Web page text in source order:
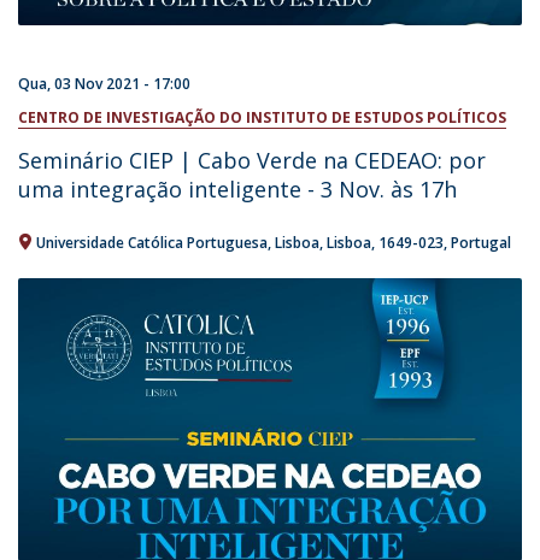
Qua, 03 Nov 2021 - 17:00
CENTRO DE INVESTIGAÇÃO DO INSTITUTO DE ESTUDOS POLÍTICOS
Seminário CIEP | Cabo Verde na CEDEAO: por
uma integração inteligente - 3 Nov. às 17h
Universidade Católica Portuguesa Lisboa Lisboa 1649-023 Portugal